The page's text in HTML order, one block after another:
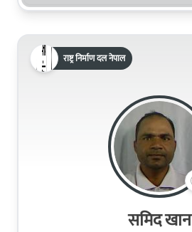
राष्ट्र निर्माण दल नेपाल
समिद खान